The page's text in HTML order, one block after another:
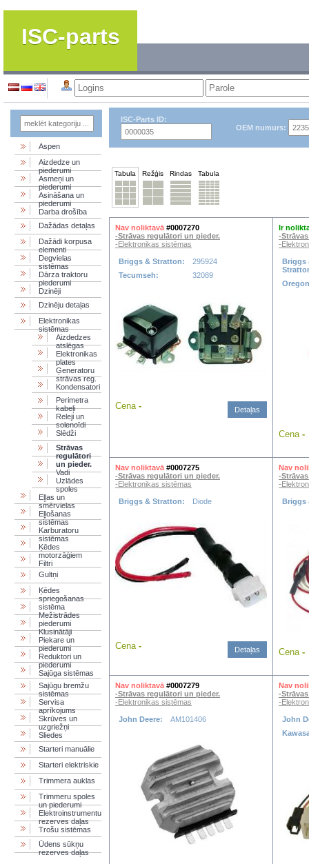
ISC-parts
Aspen
Aizdedze un
piederumi
Asmeņi un
piederumi
Asināšana un
piederumi
Darba drošība
Dažādas detaļas
Dažādi korpusa
elementi
Degvielas
sistēmas
Dārza traktoru
piederumi
Dzinēji
Dzinēju detaļas
Elektronikas
sistēmas
Aizdedzes
atslēgas
Elektronikas
plates
Ģeneratoru
strāvas reg.
Kondensatori
Perimetra
kabeļi
Releji un
solenoīdi
Slēdži
Strāvas
regulātori
un pieder.
Vadi
Uzlādes
spoles
Eļļas un
smērvielas
Eļļošanas
sistēmas
Karburatoru
sistēmas
Ķēdes
motorzāģiem
Filtri
Gultņi
Ķēdes
spriegošanas
sistēma
Mežistrādes
piederumi
Klusinātāji
Piekare un
piederumi
Reduktori un
piederumi
Sajūga sistēmas
Sajūgu bremžu
sistēmas
Servisa
aprīkojums
Skrūves un
uzgriežņi
Sliedes
Starteri manuālie
Starteri elektriskie
Trimmera auklas
Trimmeru spoles
un piederumi
Elektroinstrumentu
rezerves daļas
Trošu sistēmas
Ūdens sūkņu
rezerves daļas
ISC-Parts ID:
OEM numurs:
Tabula Režģis Rindas Tabula
Nav noliktavā #0007270
-Strāvas regulātori un pieder.
-Elektronikas sistēmas
Briggs & Stratton:
295924
Tecumseh:
32089
Cena - Detaļas
Ir
-
-
Briggs
Cena -
Nav noliktavā #0007275
-Strāvas regulātori un pieder.
-Elektronikas sistēmas
Briggs & Stratton: Diode
Cena - Detaļas
Nav
-
-
Briggs
Cena -
Nav noliktavā #0007279
-Strāvas regulātori un pieder.
-Elektronikas sistēmas
John Deere: AM101406
Nav
-
-
John